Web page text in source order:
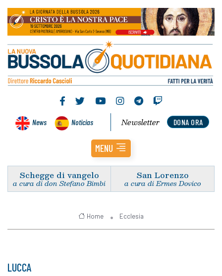
News Noticias DONA ORA
Newsletter
MENU
Schegge di vangelo
a cura di don Stefano Bimbi
San Lorenzo
a cura di Ermes Dovico
Home Ecclesia
LUCCA